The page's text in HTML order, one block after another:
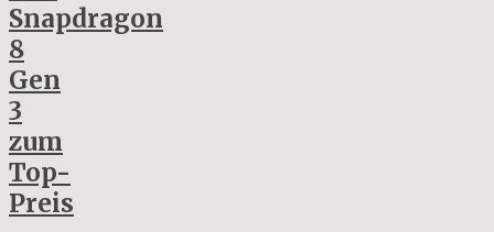
Snapdragon
8
Gen
3
zum
Top-
Preis